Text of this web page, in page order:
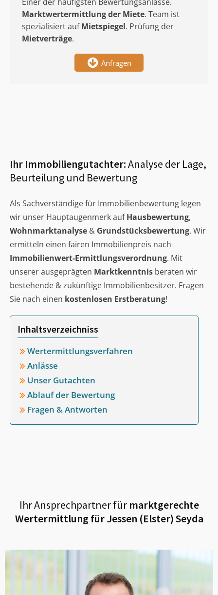
Marktwertermittlungder Miete. Team ist
spezialisiert aufMietspiegel. Prüfung der
Mietverträge.
Anfragen
Ihr Immobiliengutachter:Analyse der Lage,
Beurteilung und Bewertung
Als Sachverständige für Immobilienbewertung legen
wir unser Hauptaugenmerk aufHausbewertung,
Wohnmarktanalyse & Grundstücksbewertung. Wir
ermitteln einen fairen Immobilienpreis nach
Immobilienwert-Ermittlungsverordnung. Mit
unserer ausgeprägten Marktkenntnis beraten wir
bestehende & zukünftige Immobilienbesitzer. Fragen
Sie nach einen kostenlosen Erstberatung!
Inhaltsverzeichniss
Wertermittlungsverfahren
Anlässe
Unser Gutachten
Ablauf der Bewertung
Fragen & Antworten
Ihr Ansprechpartner fürmarktgerechte
Wertermittlung fürJessen (Elster) Seyda